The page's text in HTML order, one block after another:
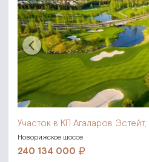
Участок в КП Агаларов Эстейт,
Новорижское шоссе
240 134 000